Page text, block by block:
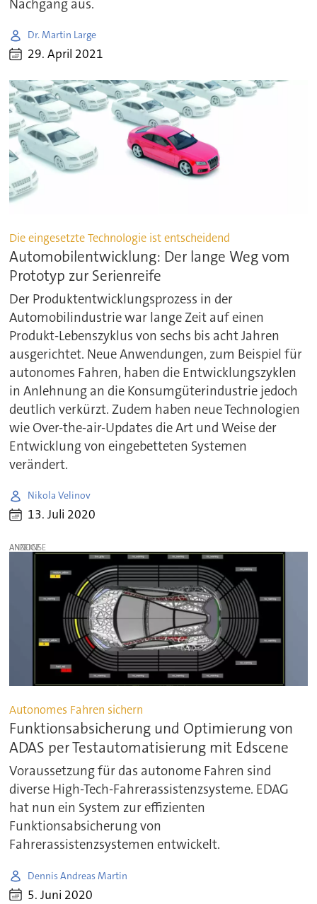
Nachgang aus.
Dr. Martin Large
29. April 2021
Die eingesetzte Technologie ist entscheidend
Automobilentwicklung: Der lange Weg vom
Prototyp zur Serienreife
Der Produktentwicklungsprozess in der
Automobilindustrie war lange Zeit auf einen
Produkt-Lebenszyklus von sechs bis acht Jahren
ausgerichtet. Neue Anwendungen, zum Beispiel für
autonomes Fahren, haben die Entwicklungszyklen
in Anlehnung an die Konsumgüterindustrie jedoch
deutlich verkürzt. Zudem haben neue Technologien
wie Over-the-air-Updates die Art und Weise der
Entwicklung von eingebetteten Systemen
verändert.
Nikola Velinov
13. Juli 2020
ANZEIGE
Autonomes Fahren sichern
Funktionsabsicherung und Optimierung von
ADAS per Testautomatisierung mit Edscene
Voraussetzung für das autonome Fahren sind
diverse High-Tech-Fahrerassistenzsysteme. EDAG
hat nun ein System zur effizienten
Funktionsabsicherung von
Fahrerassistenzsystemen entwickelt.
Dennis Andreas Martin
5. Juni 2020